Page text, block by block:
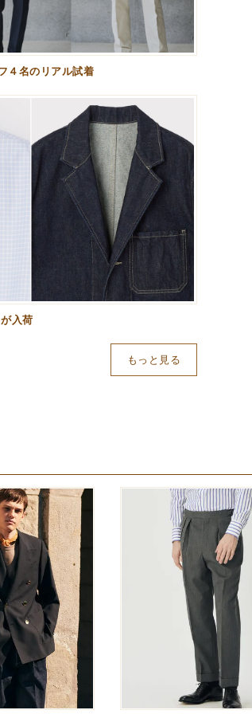
４名のリアル試着
入荷
もっと見る